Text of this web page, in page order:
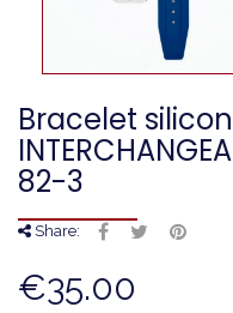
Bracelet
82-3
Share:
€35.00